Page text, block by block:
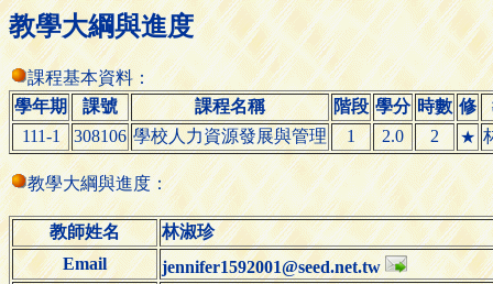
教學大綱與進度
課程基本資料：
學年期
課號 課程名稱 階段 學分 時數 修
111-1
308106 學校人力資源發展與管理 1 2.0 2 ★
教學大綱與進度：
教師姓名
林淑珍
Email
jennifer1592001@seed.net.tw